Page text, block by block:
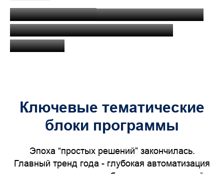
Формат сессий:кейс-разборы, блиц-
доклады, интерактив и подкаст-
дискуссии.
Ключевые тематические
блоки программы
Эпоха “простых решений” закончилась.
Главный тренд года - глубокая автоматизация